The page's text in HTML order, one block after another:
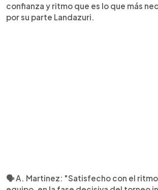
confianza y ritmo que es lo que más
por su parte Landazuri.
🗣 A. Martinez: "Satisfecho con el